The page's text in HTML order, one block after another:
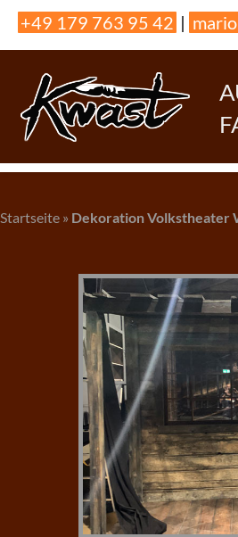
Skip+49 179 763 95 42 |
Startseite » Dekoration Volkstheater